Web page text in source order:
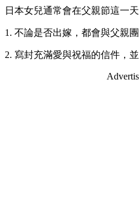
日本女兒通常會在父親節這一
1. 不論是否出嫁，都會與父親
2. 寫封充滿愛與祝福的信件，